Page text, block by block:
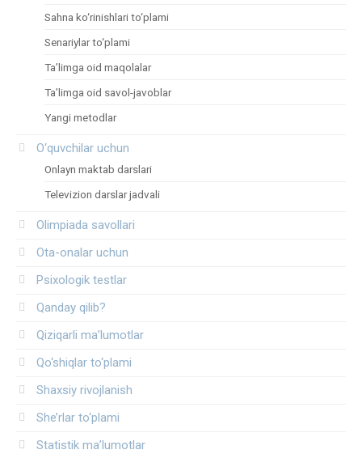
Sahna ko‘rinishlari to‘plami
Senariylar to‘plami
Ta’limga oid maqolalar
Ta’limga oid savol-javoblar
Yangi metodlar
O‘quvchilar uchun
Onlayn maktab darslari
Televizion darslar jadvali
Olimpiada savollari
Ota-onalar uchun
Psixologik testlar
Qanday qilib?
Qiziqarli ma’lumotlar
Qo‘shiqlar to‘plami
Shaxsiy rivojlanish
She’rlar to‘plami
Statistik ma’lumotlar